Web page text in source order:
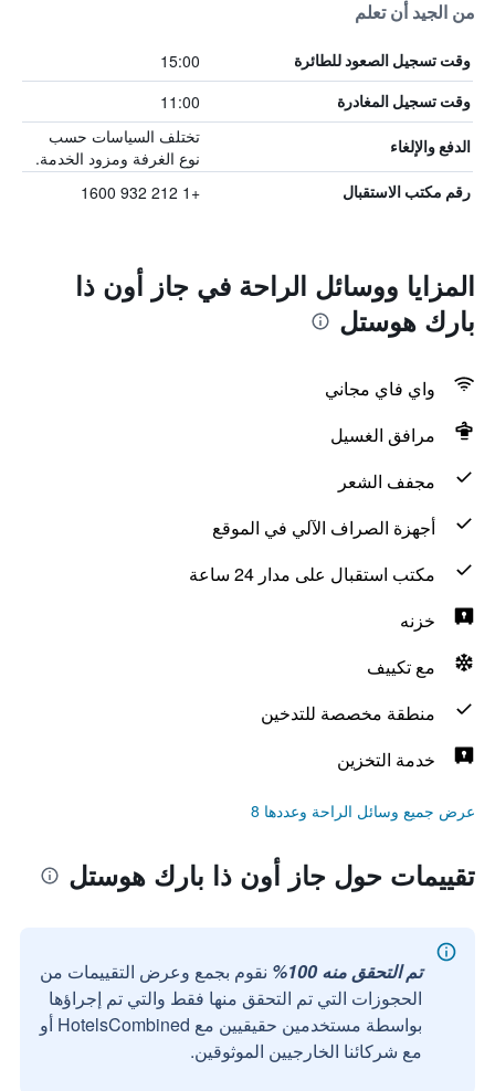
من الجيد أن تعلم
وقت تسجيل الصعود للطائرة 15:00
وقت تسجيل المغادرة 11:00
الدفع والإلغاء
تختلف السياسات حسب
نوع الغرفة ومزود الخدمة.
رقم مكتب الاستقبال +1 212 932 1600
المزايا ووسائل الراحة في جاز أون ذا
بارك هوستل
واي فاي مجاني
مرافق الغسيل
مجفف الشعر
أجهزة الصراف الآلي في الموقع
مكتب استقبال على مدار 24 ساعة
خزنه
مع تكييف
منطقة مخصصة للتدخين
خدمة التخزين
عرض جميع وسائل الراحة وعددها 8
تقييمات حول جاز أون ذا بارك هوستل
تم التحقق منه 100%
نقوم بجمع وعرض التقييمات من
الحجوزات التي تم التحقق منها فقط والتي تم إجراؤها
بواسطة مستخدمين حقيقيين مع HotelsCombined أو
مع شركائنا الخارجيين الموثوقين.